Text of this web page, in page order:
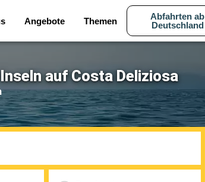
Angebote Themen
Abfahrten ab
Deutschland
auf Costa Deliziosa